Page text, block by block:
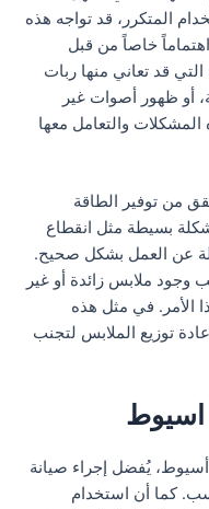
المتكرر، قد تواجه هذه
خاصاً من قبل
قد تعاني منها ربات
أو ظهور أصوات غير
المشكلات والتعامل معها
من توفير الطاقة
بسيطة مثل انقطاع
عن العمل بشكل صحيح.
وجود ملابس زائدة أو غير
الأمر. في مثل هذه
توزيع الملابس لتجنب
اسيوط
يُفضل إجراء صيانة
كما أن استخدام